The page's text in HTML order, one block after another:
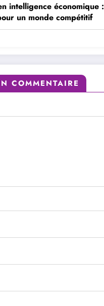
intelligence économique :
un monde compétitif
COMMENTAIRE